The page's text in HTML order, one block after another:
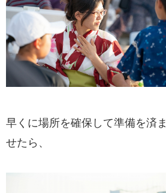
早くに場所を確保して準備を済ま
せたら、